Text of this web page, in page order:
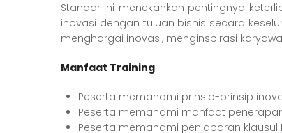
Standar ini menekankan pentingnya
inovasi dengan tujuan bisnis secara
menghargai inovasi, menginspirasi
Manfaat Training
Peserta memahami prinsip-prinsip
Peserta memahami manfaat
Peserta memahami penjabaran klausul